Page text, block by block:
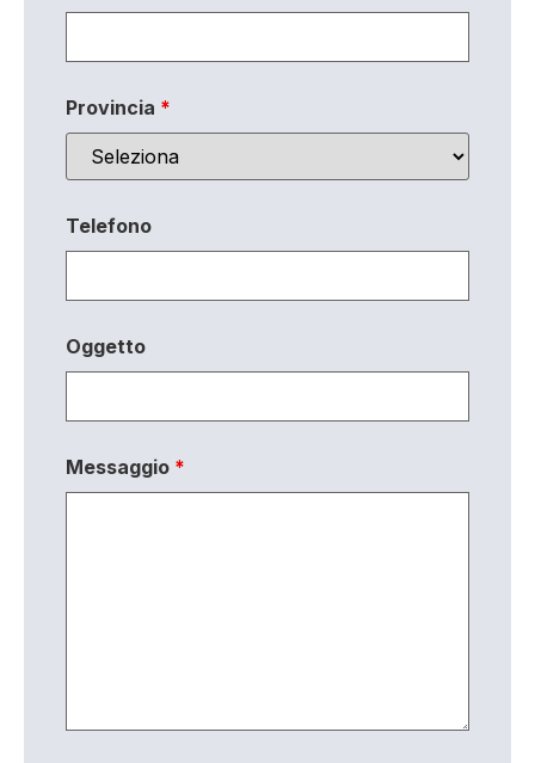
Provincia *
Telefono
Oggetto
Messaggio *